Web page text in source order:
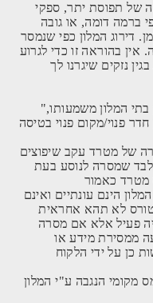
של תפוסת יתר, ספקי
ברמה דומה, או גובה
דירוג המלון כפי שנמסר
אין בהוראה זו כדי לגרוע
נזקים שיגרנו לך
"רישום יתר", הן לעניין טיסה והן לעניין בתי המלון משמעותו,
פנוי/מקום פנוי בטיסה
של מטרד עקב שיפוצים
שמסרה לנוסע בעת
הינם עונתיים ואינם
לא תהא אחראית
פעיל אלא אם מסרה
ממסירת מידע או
מקומי הנגבה ע"י המלון